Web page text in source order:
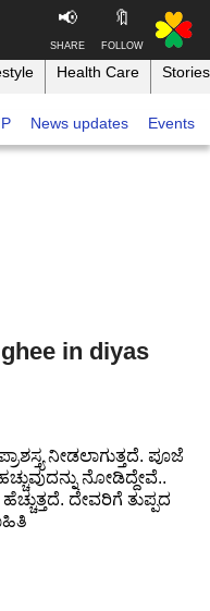
🔖
FOLLOW
📢
SHARE
Health Care Stories
News updates Events
in diyas
ನೀಡಲಾಗುತ್ತದೆ. ಪೂಜೆ
ನೋಡಿದ್ದೇವೆ..
ದೇವರಿಗೆ ತುಪ್ಪದ